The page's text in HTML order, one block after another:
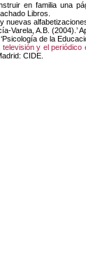
en familia una
Libros.
nuevas
Varela, A.B.
de la
televisión y el
CIDE.